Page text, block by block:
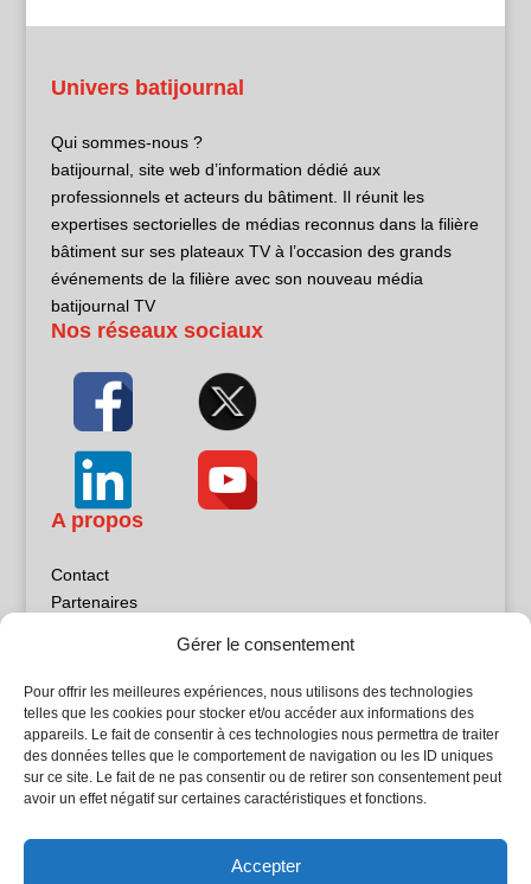
Gérer le consentement
Pour offrir les meilleures expériences, nous utilisons des technologies
telles que les cookies pour stocker et/ou accéder aux informations des
appareils. Le fait de consentir à ces technologies nous permettra de traiter
des données telles que le comportement de navigation ou les ID uniques
sur ce site. Le fait de ne pas consentir ou de retirer son consentement peut
avoir un effet négatif sur certaines caractéristiques et fonctions.
Accepter
Univers batijournal
Qui sommes-nous ?
batijournal, site web d’information dédié aux
professionnels et acteurs du bâtiment. Il réunit les
expertises sectorielles de médias reconnus dans la filière
bâtiment sur ses plateaux TV à l’occasion des grands
événements de la filière avec son nouveau média
batijournal TV
Nos réseaux sociaux
A propos
Contact
Partenaires
Politique de confidentialité
Sites partenaires
5Façades
Atrium Patrimoine
L'Atelier Bois